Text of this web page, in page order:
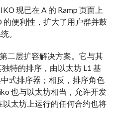
现已在 A 的 Ramp 页面上
便利性，扩大了用户群并鼓
。
二层扩容解决方案。它与其
特的排序，由以太坊 L1 基
式排序器；相反，排序角色
也与以太坊相当，允许开发
太坊上运行的任何合约也将